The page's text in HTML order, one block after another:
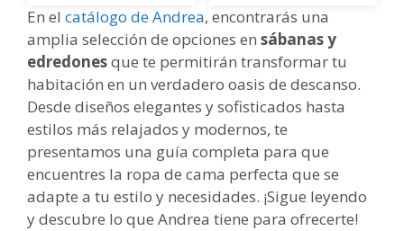
En el catálogo de Andrea, encontrarás una
amplia selección de opciones en sábanas y
edredonesque te permitirán transformar tu
habitación en un verdadero oasis de descanso.
Desde diseños elegantes y sofisticados hasta
estilos más relajados y modernos, te
presentamos una guía completa para que
encuentres la ropa de cama perfecta que se
adapte a tu estilo y necesidades. ¡Sigue leyendo
y descubre lo que Andrea tiene para ofrecerte!